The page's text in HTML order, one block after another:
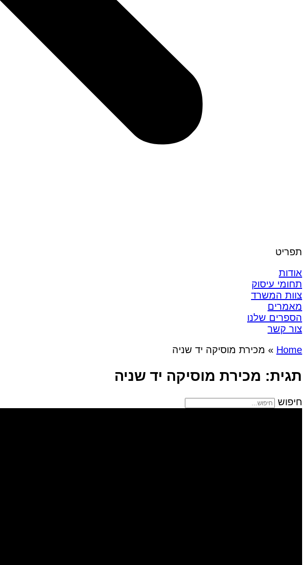
תפריט
אודות
תחומי עיסוק
צוות המשרד
מאמרים
הספרים שלנו
צור קשר
Home
» מכירת מוסיקה יד שניה
תגית: מכירת מוסיקה יד שניה
חיפוש